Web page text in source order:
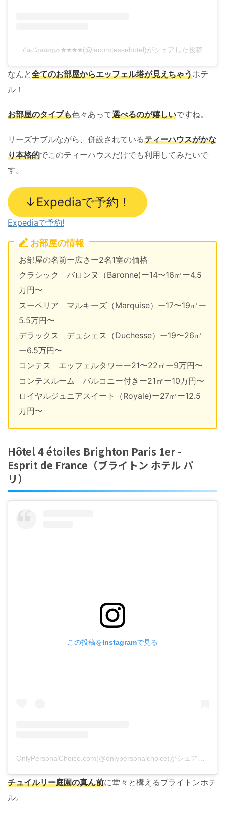
𝓛𝓪 𝓒𝓸𝓶𝓽𝓮𝓼𝓼𝓮 ★★★★(@lacomtessehotel)がシェアした投稿
なんと全てのお部屋からエッフェル塔が見えちゃうホテ
ル！
お部屋のタイプも色々あって選べるのが嬉しいですね。
リーズナブルながら、併設されているティーハウスがかな
り本格的でこのティーハウスだけでも利用してみたいで
す。
↓Expediaで予約！
Expediaで予約!
お部屋の情報
お部屋の名前ー広さー2名1室の価格
クラシック バロンヌ（Baronne)ー14〜16㎡ー4.5
万円〜
スーペリア マルキーズ（Marquise）ー17〜19㎡ー
5.5万円〜
デラックス デュシェス（Duchesse）ー19〜26㎡
ー6.5万円〜
コンテス エッフェルタワーー21〜22㎡ー9万円〜
コンテスルーム バルコニー付きー21㎡ー10万円〜
ロイヤルジュニアスイート（Royale)ー27㎡ー12.5
万円〜
Hôtel 4 étoiles Brighton Paris 1er -
Esprit de France（ブライトン ホテル パ
リ）
この投稿をInstagramで見る
OnlyPersonalChoice.com(@onlypersonalchoice)がシェアした投稿
チュイルリー庭園の真ん前に堂々と構えるブライトンホテ
ル。